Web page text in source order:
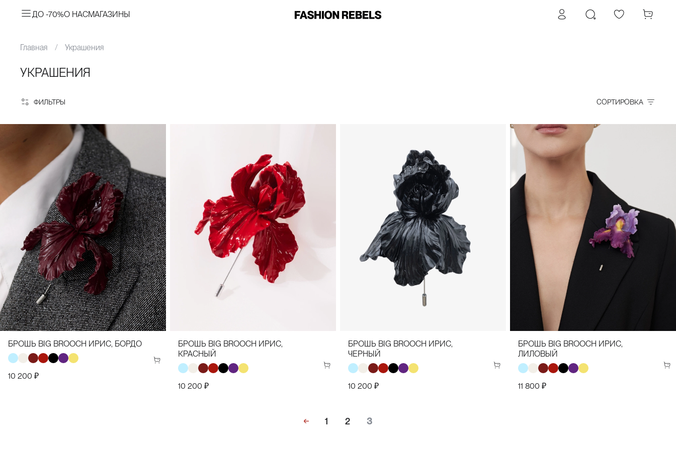
ДО -70%О НАСМАГАЗИНЫ
Главная Украшения
УКРАШЕНИЯ
ФИЛЬТРЫ СОРТИРОВКА
БРОШЬ BIG BROOCH ИРИС, БОРДО
10 200 ₽
БРОШЬ BIG BROOCH ИРИС,
КРАСНЫЙ
10 200 ₽
БРОШЬ BIG BROOCH ИРИС,
ЧЕРНЫЙ
10 200 ₽
БРОШЬ BIG BROOCH ИРИС,
ЛИЛОВЫЙ
11 800 ₽
1 2 3